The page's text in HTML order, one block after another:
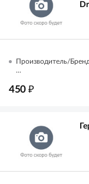
Производитель/
...
450 ₽